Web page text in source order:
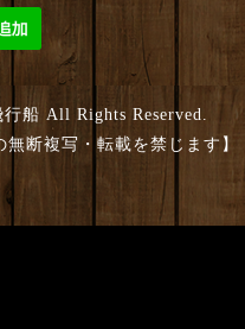
船 All Rights Reserved.
断複写・転載を禁じます】